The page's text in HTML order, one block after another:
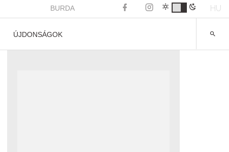
BURDA HU
ÚJDONSÁGOK